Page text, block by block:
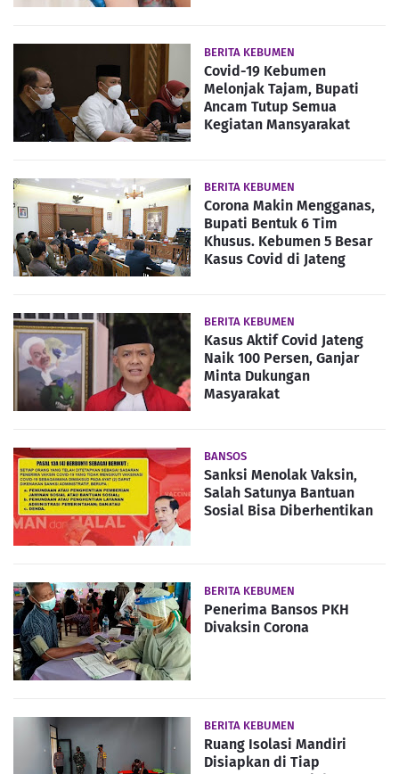
BERITA KEBUMEN
Covid-19 Kebumen
Melonjak Tajam, Bupati
Ancam Tutup Semua
Kegiatan Mansyarakat
BERITA KEBUMEN
Corona Makin Mengganas,
Bupati Bentuk 6 Tim
Khusus. Kebumen 5 Besar
Kasus Covid di Jateng
BERITA KEBUMEN
Kasus Aktif Covid Jateng
Naik 100 Persen, Ganjar
Minta Dukungan
Masyarakat
BANSOS
Sanksi Menolak Vaksin,
Salah Satunya Bantuan
Sosial Bisa Diberhentikan
BERITA KEBUMEN
Penerima Bansos PKH
Divaksin Corona
BERITA KEBUMEN
Ruang Isolasi Mandiri
Disiapkan di Tiap